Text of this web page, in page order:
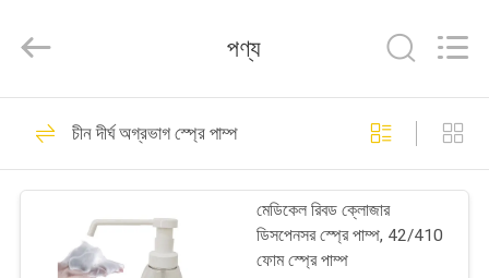
পণ্য
আমাদের
Copyright
2022
প্লাস্টিক লোশন পাম্প
73
পণ্য
চীন দীর্ঘ অগ্রভাগ স্প্রে পাম্প
মেডিকেল রিবড ক্লোজার
ডিসপেনসর স্প্রে পাম্প, 42/410
ফোম স্প্রে পাম্প